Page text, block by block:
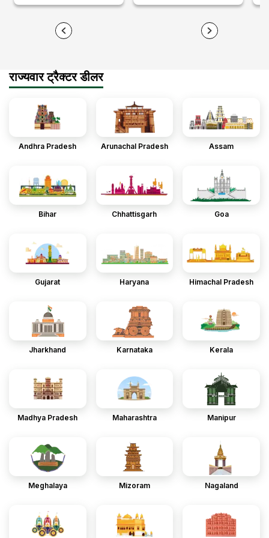
राज्यवार ट्रैक्टर डीलर
Andhra Pradesh Arunachal Pradesh Assam
Bihar Chhattisgarh Goa
Gujarat Haryana Himachal Pradesh
Jharkhand Karnataka Kerala
Madhya Pradesh Maharashtra Manipur
Meghalaya Mizoram Nagaland